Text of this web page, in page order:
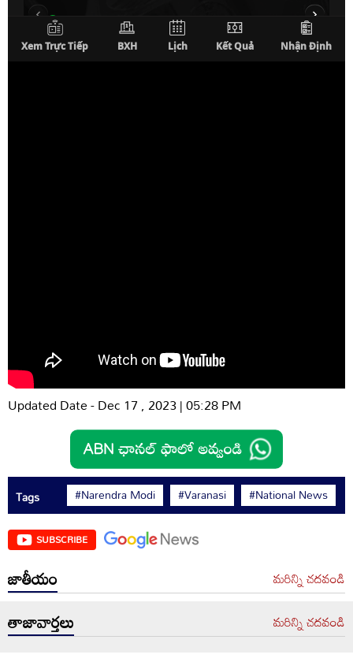
Updated Date - Dec 17 , 2023 | 05:28 PM
Tags #Narendra Modi #Varanasi #National News
SUBSCRIBE
జాతీయం మరిన్ని చదవండి
తాజావార్తలు మరిన్ని చదవండి